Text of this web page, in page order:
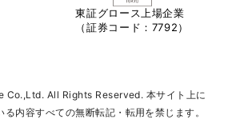
東証グロース上場企業
（証券コード：7792）
All Rights Reserved. 本サイト上に
内容すべての無断転記・転用を禁じます。